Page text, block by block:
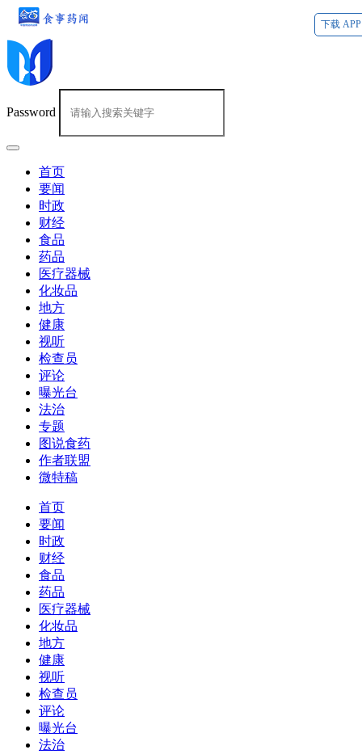
下载 APP
Password
首页
要闻
时政
财经
食品
药品
医疗器械
化妆品
地方
健康
视听
检查员
评论
曝光台
法治
专题
图说食药
作者联盟
微特稿
首页
要闻
时政
财经
食品
药品
医疗器械
化妆品
地方
健康
视听
检查员
评论
曝光台
法治